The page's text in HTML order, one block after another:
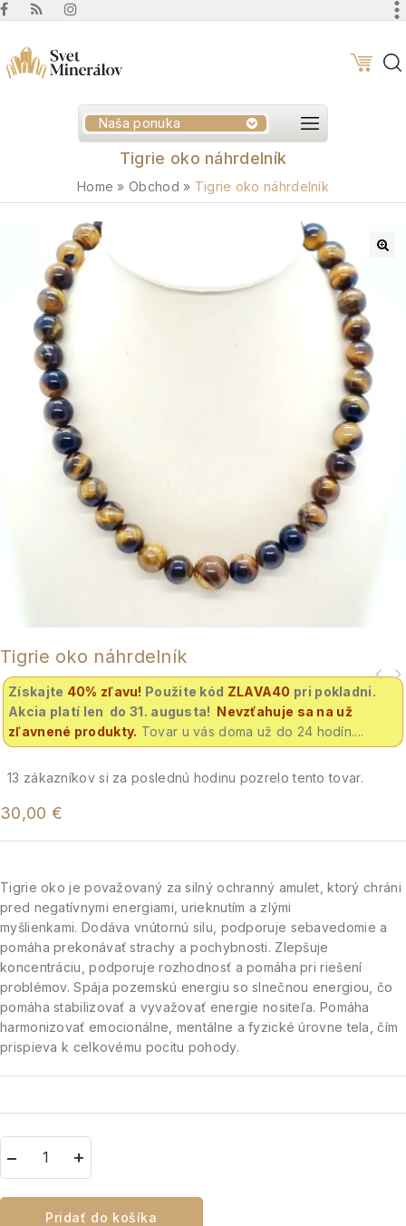
Naša ponuka
Tigrie oko náhrdelník
Home »Obchod » Tigrie oko náhrdelník
Tigrie oko náhrdelník
Získajte 40% zľavu! Použite kód ZLAVA40 pri pokladni.
Akcia platí len do 31. augusta! Nevzťahuje sa na už
zľavnené produkty. Tovar u vás doma už do 24 hodín....
13 zákazníkov si za poslednú hodinu pozrelo tento tovar.
30,00 €
Tigrie oko je považovaný za silný ochranný amulet, ktorý chráni
pred negatívnymi energiami, urieknutím a zlými
myšlienkami. Dodáva vnútornú silu, podporuje sebavedomie a
pomáha prekonávať strachy a pochybnosti. Zlepšuje
koncentráciu, podporuje rozhodnosť a pomáha pri riešení
problémov. Spája pozemskú energiu so slnečnou energiou, čo
pomáha stabilizovať a vyvažovať energie nositeľa. Pomáha
harmonizovať emocionálne, mentálne a fyzické úrovne tela, čím
prispieva k celkovému pocitu pohody.
Pridať do košíka